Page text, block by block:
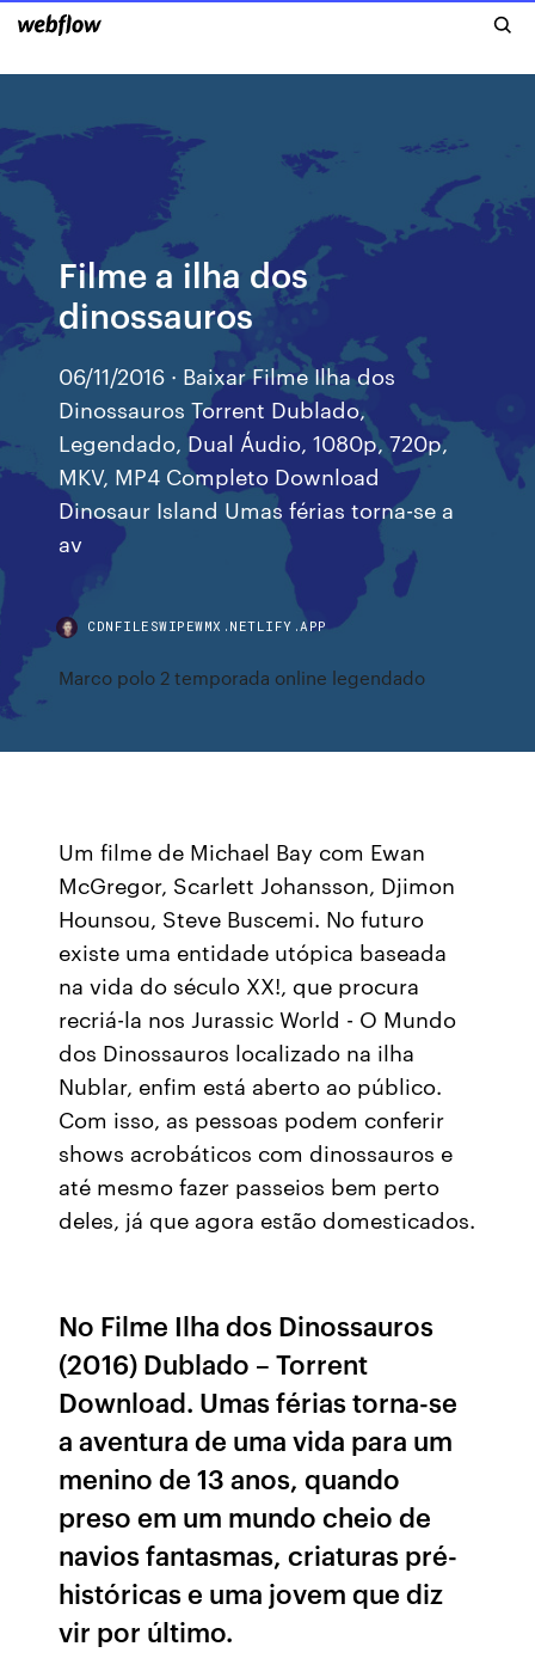
Filme a ilha dos
dinossauros
06/11/2016 · Baixar Filme Ilha dos
Dinossauros Torrent Dublado,
Legendado, Dual Áudio, 1080p, 720p,
MKV, MP4 Completo Download
Dinosaur Island Umas férias torna-se a
av
CDNFILESWIPEWMX.NETLIFY.APP
Marco polo 2 temporada online legendado
Um filme de Michael Bay com Ewan
McGregor, Scarlett Johansson, Djimon
Hounsou, Steve Buscemi. No futuro
existe uma entidade utópica baseada
na vida do século XX!, que procura
recriá-la nos Jurassic World - O Mundo
dos Dinossauros localizado na ilha
Nublar, enfim está aberto ao público.
Com isso, as pessoas podem conferir
shows acrobáticos com dinossauros e
até mesmo fazer passeios bem perto
deles, já que agora estão domesticados.
No Filme Ilha dos Dinossauros
(2016) Dublado – Torrent
Download. Umas férias torna-se
a aventura de uma vida para um
menino de 13 anos, quando
preso em um mundo cheio de
navios fantasmas, criaturas pré-
históricas e uma jovem que diz
vir por último.